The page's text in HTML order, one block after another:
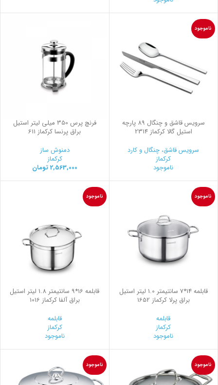
ناموجود
سرویس قاشق و چنگال 89 پارچه
استیل گالا کرکماز 2314
سرویس قاشق، چنگال و کارد
کرکماز
ناموجود
فرنچ پرس 350 میلی لیتر استیل
براق پرنسا کرکماز 611
دمنوش ساز
کرکماز
2,563,000 تومان
ناموجود
قابلمه 14*7 سانتیمتر 1.0 لیتر استیل
براق پرلا کرکماز 1652
قابلمه
کرکماز
ناموجود
ناموجود
قابلمه 16*9 سانتیمتر 1.8 لیتر استیل
براق آلفا کرکماز 1016
قابلمه
کرکماز
ناموجود
ناموجود ناموجود